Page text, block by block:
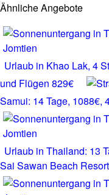
Ähnliche Angebote
Urlaub in Khao Lak, 4
und Flügen 829€
Samui: 14 Tage, 1088€,
Urlaub in Thailand: 13
Sai Sawan Beach